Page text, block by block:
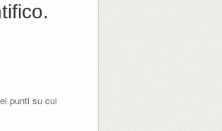
punti su cui